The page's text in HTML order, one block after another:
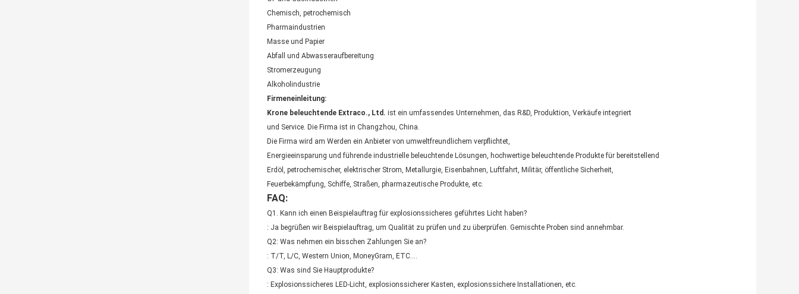
Chemisch, petrochemisch
Pharmaindustrien
Masse und Papier
Abfall und Abwasseraufbereitung
Stromerzeugung
Alkoholindustrie
Firmeneinleitung:
Krone beleuchtende Extraco., Ltd. ist ein umfassendes Unternehmen, das R&D, Produktion, Verkäufe integriert
und Service. Die Firma ist in Changzhou, China.
Die Firma wird am Werden ein Anbieter von umweltfreundlichem verpflichtet,
Energieeinsparung und führende industrielle beleuchtende Lösungen, hochwertige beleuchtende Produkte für bereitstellend
Erdöl, petrochemischer, elektrischer Strom, Metallurgie, Eisenbahnen, Luftfahrt, Militär, öffentliche Sicherheit,
Feuerbekämpfung, Schiffe, Straßen, pharmazeutische Produkte, etc.
FAQ:
Q1. Kann ich einen Beispielauftrag für explosionssicheres geführtes Licht haben?
: Ja begrüßen wir Beispielauftrag, um Qualität zu prüfen und zu überprüfen. Gemischte Proben sind annehmbar.
Q2: Was nehmen ein bisschen Zahlungen Sie an?
: T/T, L/C, Western Union, MoneyGram, ETC….
Q3: Was sind Sie Hauptprodukte?
: Explosionssicheres LED-Licht, explosionssicherer Kasten, explosionssichere Installationen, etc.